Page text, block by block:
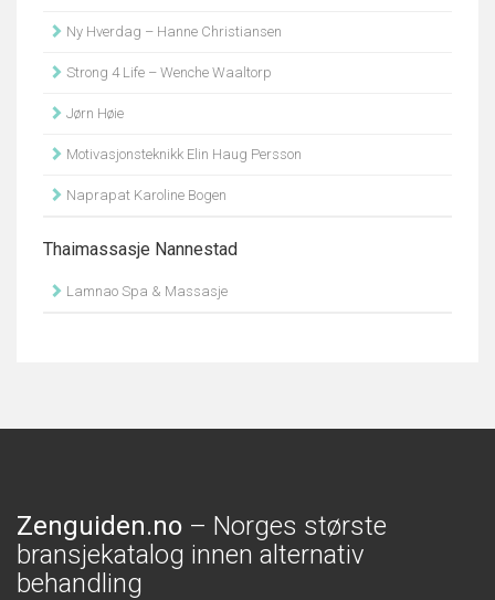
Ny Hverdag – Hanne Christiansen
Strong 4 Life – Wenche Waaltorp
Jørn Høie
Motivasjonsteknikk Elin Haug Persson
Naprapat Karoline Bogen
Thaimassasje Nannestad
Lamnao Spa & Massasje
Zenguiden.no – Norges største
bransjekatalog innen alternativ
behandling